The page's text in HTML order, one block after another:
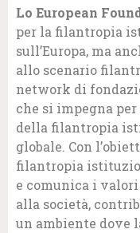
Lo European
per la filantropia
sull’Europa, ma
allo scenario
network di
che si impegna
della filantropia
globale. Con
filantropia
e comunica i
alla società,
un ambiente dove